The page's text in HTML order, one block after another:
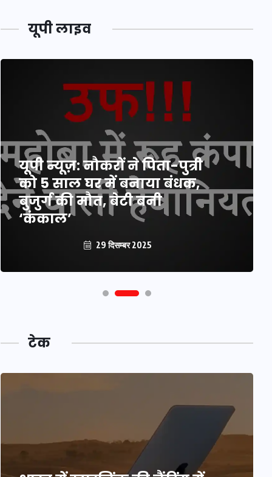
यूपी लाइव
यूपी न्यूज़: नौकरों ने पिता-पुत्री
को 5 साल घर में बनाया बंधक,
बुजुर्ग की मौत, बेटी बनी
‘कंकाल’
29 दिसम्बर 2025
टेक